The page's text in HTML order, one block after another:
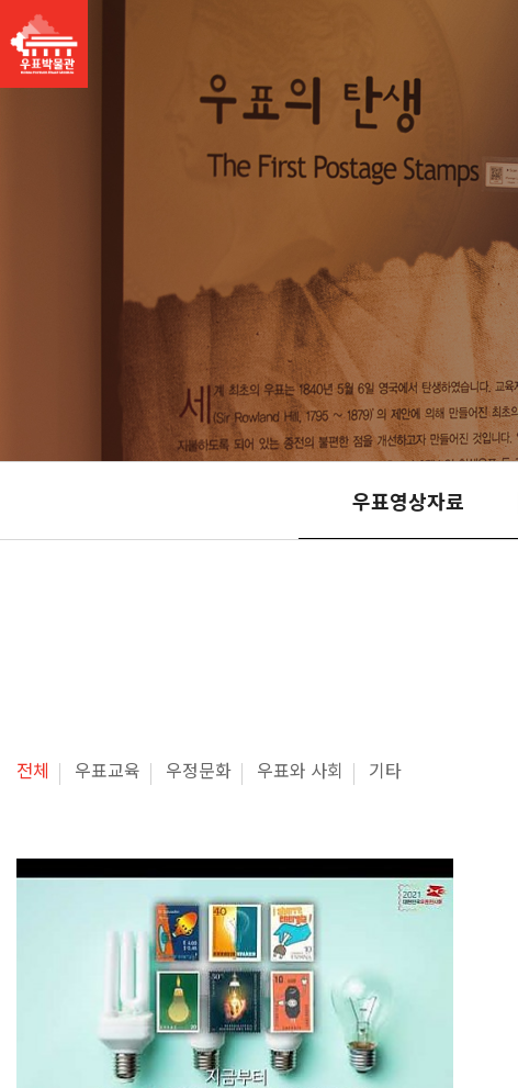
우표영상자료
전체 우표교육 우정문화 우표와 사회 기타